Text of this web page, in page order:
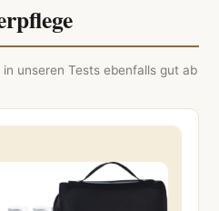
unseren Tests ebenfalls gut ab